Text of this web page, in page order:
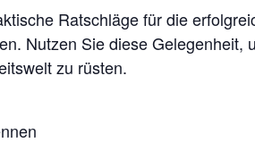
Ratschläge für die
Nutzen Sie diese Gelegenheit,
zu rüsten.